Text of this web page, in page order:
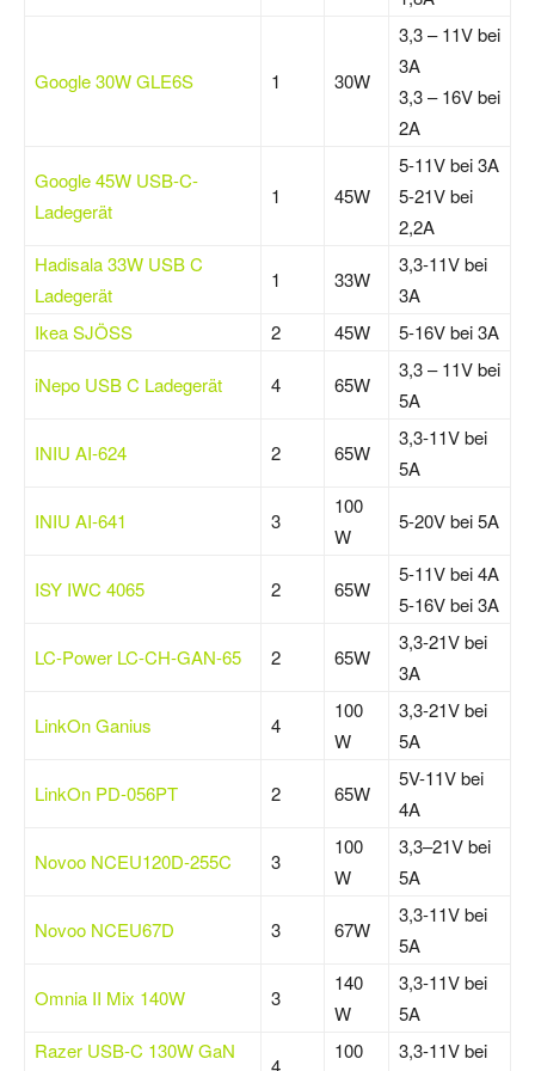
Google 30W GLE6S 1 30W
3,3 – 11V bei
3A
3,3 – 16V bei
2A
Google 45W USB-C-
Ladegerät
1 45W
5-11V bei 3A
5-21V bei
2,2A
Hadisala 33W USB C
Ladegerät
1 33W
3,3-11V bei
3A
Ikea SJÖSS
2 45W 5-16V bei 3A
iNepo USB C Ladegerät 4 65W
3,3 – 11V bei
5A
INIU AI-624 2 65W
3,3-11V bei
5A
INIU AI-641 3
100
W
5-20V bei 5A
ISY IWC 4065 2 65W
5-11V bei 4A
5-16V bei 3A
LC-Power LC-CH-GAN-65 2 65W
3,3-21V bei
3A
LinkOn Ganius 4
100
W
3,3-21V bei
5A
LinkOn PD-056PT 2 65W
5V-11V bei
4A
Novoo NCEU120D-255C 3
100
W
3,3–21V bei
5A
Novoo NCEU67D 3 67W
3,3-11V bei
5A
Omnia II Mix 140W 3
140
W
3,3-11V bei
5A
Razer USB-C 130W GaN
4
100
3,3-11V bei